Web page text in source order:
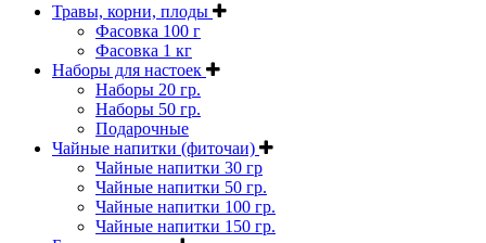
Травы, корни, плоды
Фасовка 100 г
Фасовка 1 кг
Наборы для настоек
Наборы 20 гр.
Наборы 50 гр.
Подарочные
Чайные напитки (фиточаи)
Чайные напитки 30 гр
Чайные напитки 50 гр.
Чайные напитки 100 гр.
Чайные напитки 150 гр.